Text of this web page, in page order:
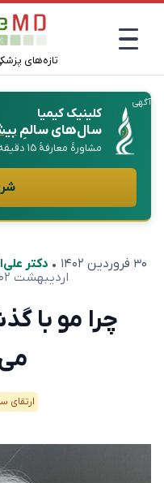
تازه‌های
آگهی
کلینیک کیمیا
سال‌های سالمِ
مشاورهٔ معارفهٔ ۱۵ دقیقه‌ای رایگان، آنلاین
۳۰ فروردین ۱۴۰۲ • دکتر
اردیبهشت ۱۴۰۲
چرا مو با
ارتقای